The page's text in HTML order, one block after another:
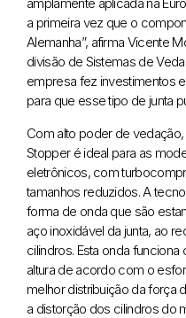
a primeira vez que o
Alemanha”, afirma Vicente
divisão de Sistemas de
empresa fez investimentos
para que esse tipo de junta
Com alto poder de
Stopper é ideal para as
eletrônicos, com
tamanhos reduzidos. A
forma de onda que são
aço inoxidável da junta, ao
cilindros. Esta onda
altura de acordo com o
melhor distribuição da força
a distorção dos cilindros do